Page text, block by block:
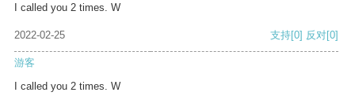
I called you 2 times. W
2022-02-25 支持[0] 反对[0]
游客
I called you 2 times. W